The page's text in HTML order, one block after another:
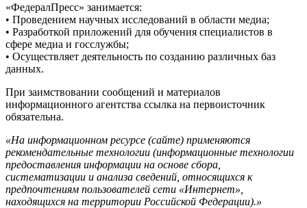
«ФедералПресс» занимается:
• Проведением научных исследований в области медиа;
• Разработкой приложений для обучения специалистов в
сфере медиа и госслужбы;
• Осуществляет деятельность по созданию различных баз
данных.
При заимствовании сообщений и материалов
информационного агентства ссылка на первоисточник
обязательна.
«На информационном ресурсе (сайте) применяются
рекомендательные технологии (информационные технологии
предоставления информации на основе сбора,
систематизации и анализа сведений, относящихся к
предпочтениям пользователей сети «Интернет»,
находящихся на территории Российской Федерации).»